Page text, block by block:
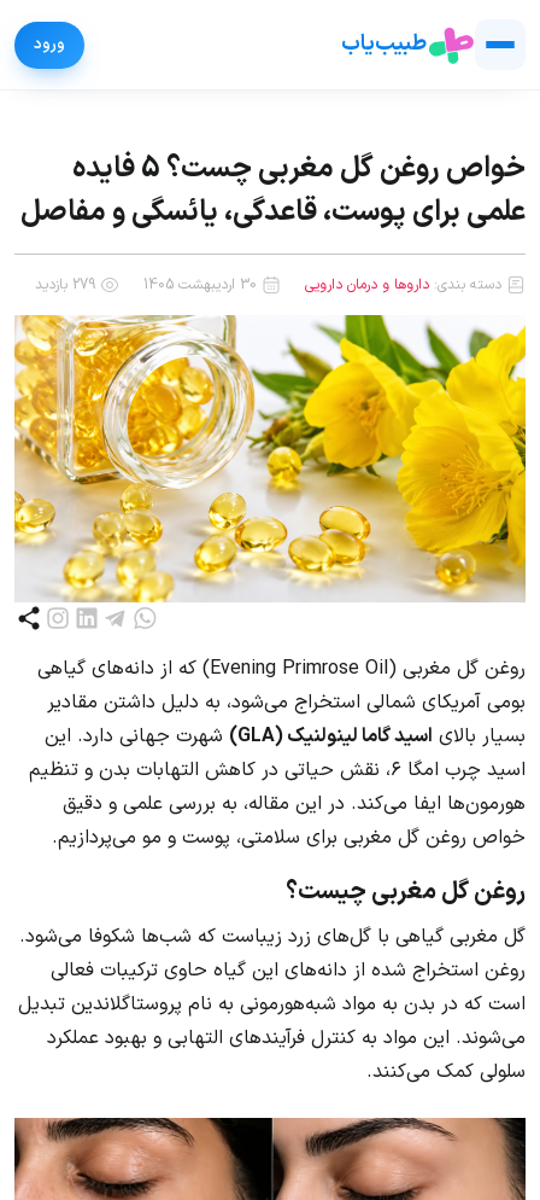
طبیب‌یاب
خواص روغن گل مغربی چست؟ 5 فایده
علمی برای پوست، قاعدگی، یائسگی و مفاصل
دسته بندی: داروها و درمان دارویی
روغن گل مغربی (Evening Primrose Oil) که از دانه‌های گیاهی
بومی آمریکای شمالی استخراج می‌شود، به دلیل داشتن مقادیر
بسیار بالای اسید گاما لینولنیک (GLA)
شهرت جهانی دارد. این
اسید چرب امگا ۶، نقش حیاتی در کاهش التهابات بدن و تنظیم
هورمون‌ها ایفا می‌کند. در این مقاله، به بررسی علمی و دقیق
خواص روغن گل مغربی برای سلامتی، پوست و مو می‌پردازیم.
روغن گل مغربی چیست؟
گل مغربی گیاهی با گل‌های زرد زیباست که شب‌ها شکوفا می‌شود.
روغن استخراج شده از دانه‌های این گیاه حاوی ترکیبات فعالی
است که در بدن به مواد شبه‌هورمونی به نام پروستاگلاندین تبدیل
می‌شوند. این مواد به کنترل فرآیندهای التهابی و بهبود عملکرد
سلولی کمک می‌کنند.